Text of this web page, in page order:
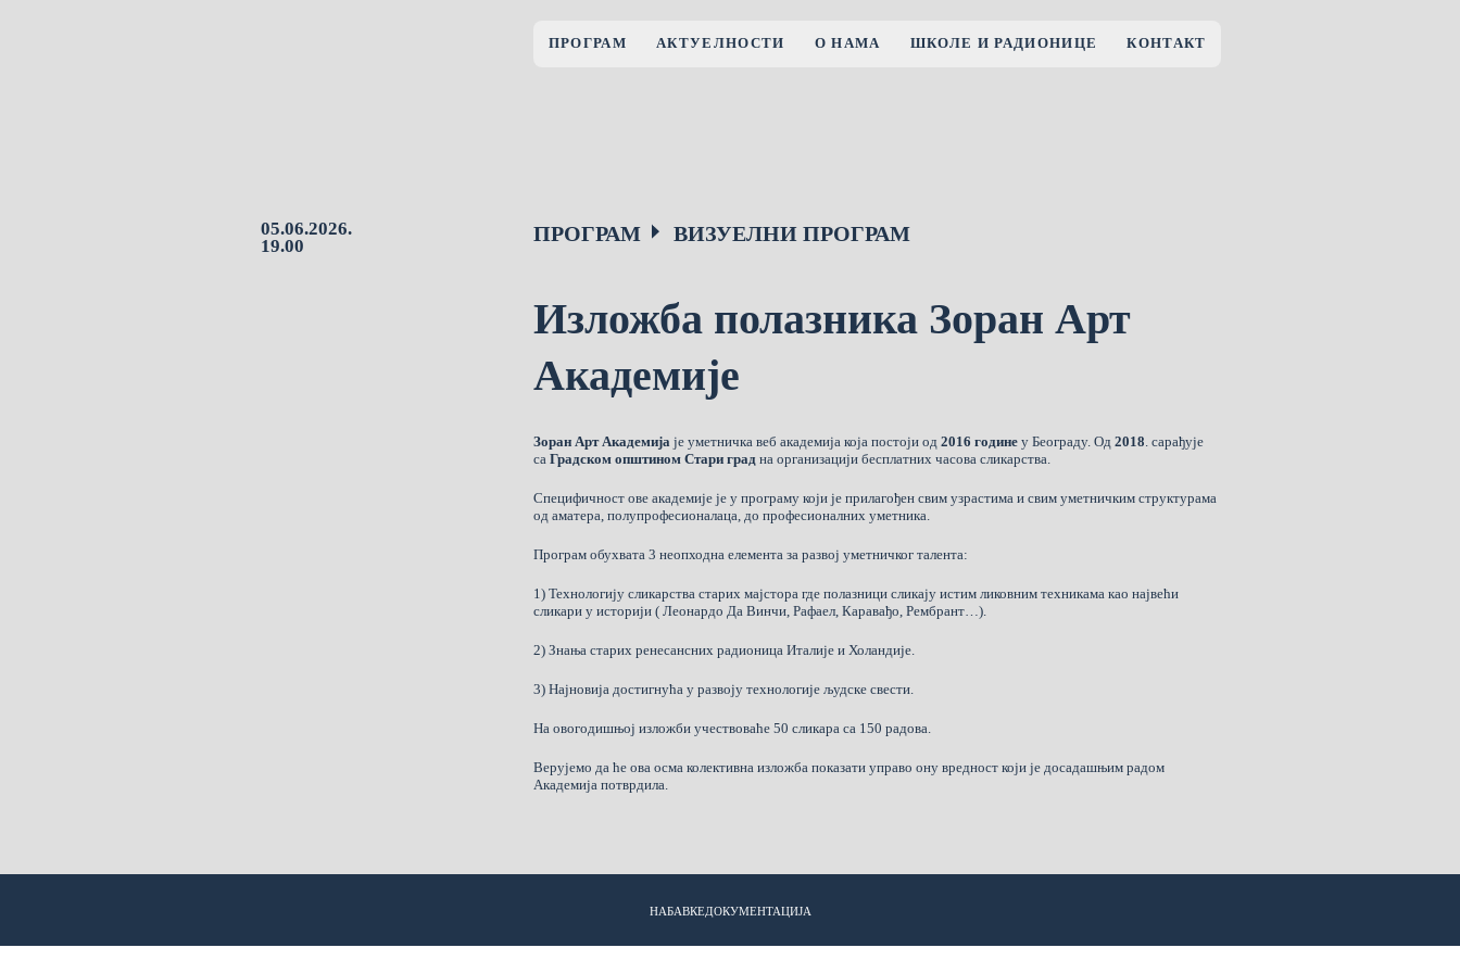
ПРОГРАМ АКТУЕЛНОСТИ О НАМА ШКОЛЕ И РАДИОНИЦЕ КОНТАКТ
05.06.2026.
19.00
ПРОГРАМ ВИЗУЕЛНИ ПРОГРАМ
Изложба полазника Зоран Арт
Академије
Зоран Арт Академија је уметничка веб академија која постоји од2016 године у Београду. Од 2018 . сарађује
са Градском општином Стари градна организацији бесплатних часова сликарства.
Специфичност ове академије је у програму који је прилагођен свим узрастима и свим уметничким структурама
од аматера, полупрофесионалаца, до професионалних уметника.
Програм обухвата 3 неопходна елемента за развој уметничког талента:
1) Технологију сликарства старих мајстора где полазници сликају истим ликовним техникама као највећи
сликари у историји ( Леонардо Да Винчи, Рафаел, Каравађо, Рембрант…).
2) Знања старих ренесансних радионица Италије и Холандије.
3) Најновија достигнућа у развоју технологије људске свести.
На овогодишњој изложби учествоваће 50 сликара са 150 радова.
Верујемо да ће ова осма колективна изложба показати управо ону вредност који је досадашњим радом
Академија потврдила.
НАБАВКЕДОКУМЕНТАЦИЈА